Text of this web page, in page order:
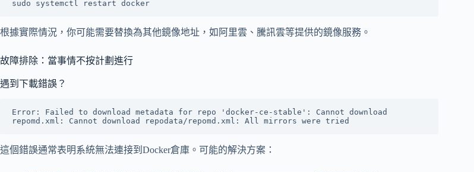
根據實際情況，你可能需要替換為其他鏡像地址，如阿里雲、騰訊雲等提供的鏡像服務。
故障排除：當事情不按計劃進行
遇到下載錯誤？
Error: Failed to download metadata for repo 'docker-ce-stable': Cannot download
這個錯誤通常表明系統無法連接到Docker倉庫。可能的解決方案：